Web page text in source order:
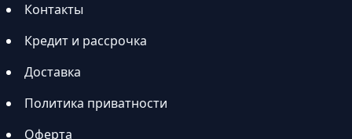
Контакты
Кредит и рассрочка
Доставка
Политика приватности
Оферта